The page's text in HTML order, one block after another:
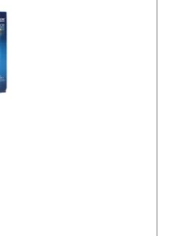
előtt, alatt